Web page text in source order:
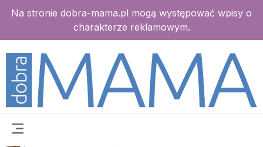
Na stronie dobra-mama.pl mogą występować wpisy o
charakterze reklamowym.